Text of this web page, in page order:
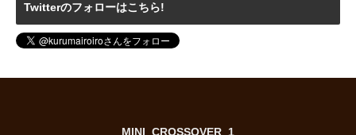
Twitterのフォローはこちら!
MINI_CROSSOVER_1